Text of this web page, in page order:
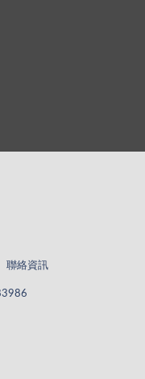
聯絡資訊